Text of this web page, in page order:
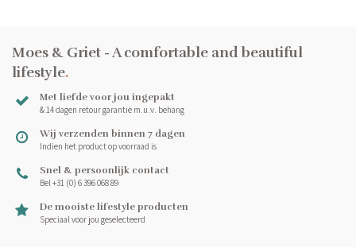
Moes & Griet - A comfortable and beautiful
lifestyle.
Met liefde voor jou ingepakt
& 14 dagen retour garantie m.u.v. behang
Wij verzenden binnen 7 dagen
Indien het product op voorraad is
Snel & persoonlijk contact
Bel +31 (0) 6 396 068 89
De mooiste lifestyle producten
Speciaal voor jou geselecteerd